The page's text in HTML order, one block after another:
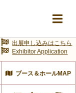
ブース＆ホールMAP
出展申し込みはこちら
Exhibitor Application